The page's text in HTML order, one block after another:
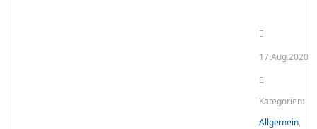
17.Aug.2020
Kategorien:
Allgemein,